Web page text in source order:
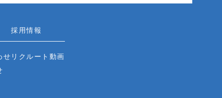
せ
採用情報
リクルート動画